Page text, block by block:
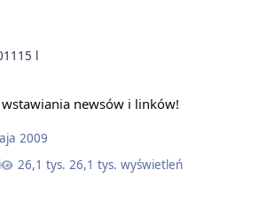
15 l
wstawiania newsów i linków!
2009
26,1 tys. wyświetleń